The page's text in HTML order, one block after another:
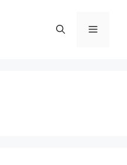
Menú